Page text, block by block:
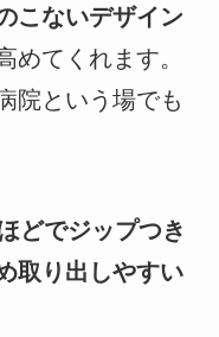
こないデザイン
めてくれます。
院という場でも
どでジップつき
取り出しやすい